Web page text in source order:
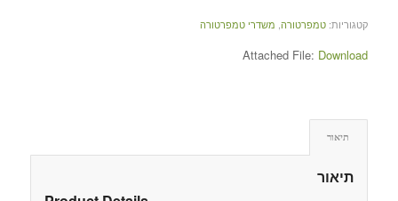
קטגוריות: טמפרטורה, משדרי טמפרטורה
Attached File: Download
תיאור
תיאור